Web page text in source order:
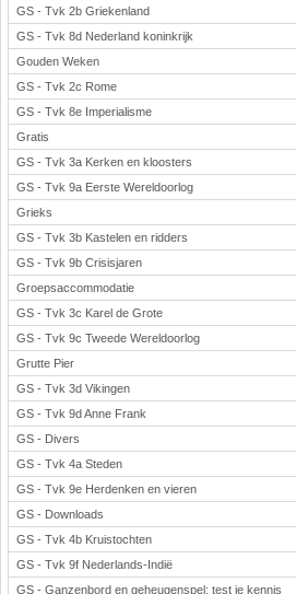
GS - Tvk 2b Griekenland
GS - Tvk 8d Nederland koninkrijk
Gouden Weken
GS - Tvk 2c Rome
GS - Tvk 8e Imperialisme
Gratis
GS - Tvk 3a Kerken en kloosters
GS - Tvk 9a Eerste Wereldoorlog
Grieks
GS - Tvk 3b Kastelen en ridders
GS - Tvk 9b Crisisjaren
Groepsaccommodatie
GS - Tvk 3c Karel de Grote
GS - Tvk 9c Tweede Wereldoorlog
Grutte Pier
GS - Tvk 3d Vikingen
GS - Tvk 9d Anne Frank
GS - Divers
GS - Tvk 4a Steden
GS - Tvk 9e Herdenken en vieren
GS - Downloads
GS - Tvk 4b Kruistochten
GS - Tvk 9f Nederlands-Indië
GS - Ganzenbord en geheugenspel: test je kennis